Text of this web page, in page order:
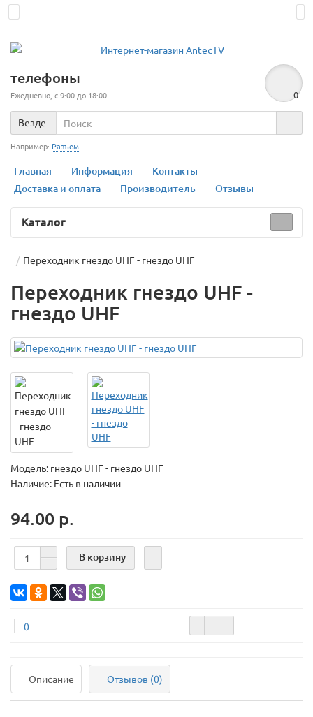
телефоны
Ежедневно, с 9:00 до 18:00 0
Везде
Например: Разъем
Главная Информация
Контакты
Доставка и оплата
Производитель Отзывы
Каталог
Переходник гнездо UHF - гнездо UHF
Переходник гнездо UHF -
гнездо UHF
Модель: гнездо UHF - гнездо UHF
Наличие: Есть в наличии
94.00 р.
В корзину
0
Описание Отзывов (0)